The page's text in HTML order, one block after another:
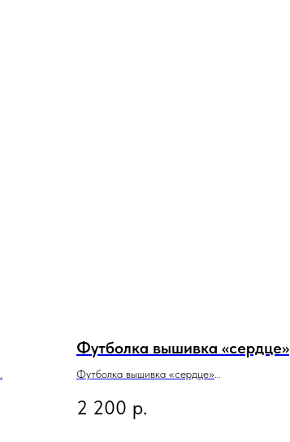
Футболка вышивка «сердце»
Футболка вышивка «сердце»
2 200 р.